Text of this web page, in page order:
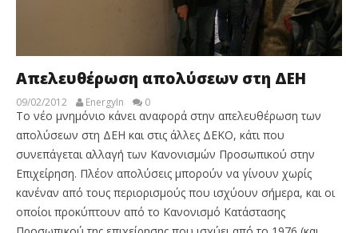
Απελευθέρωση απολύσεων στη ΔΕΗ
09/02/2012 EnergyIn 0
Το νέο μνημόνιο κάνει αναφορά στην απελευθέρωση των
απολύσεων στη ΔΕΗ και στις άλλες ΔΕΚΟ, κάτι που
συνεπάγεται αλλαγή των Κανονισμών Προσωπικού στην
Επιχείρηση. Πλέον απολύσεις μπορούν να γίνουν χωρίς
κανέναν από τους περιορισμούς που ισχύουν σήμερα, και οι
οποίοι προκύπτουν από το Κανονισμό Κατάστασης